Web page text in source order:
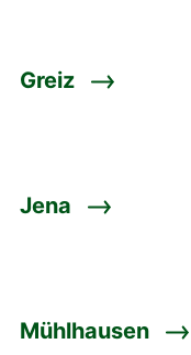
Greiz
Jena
Mühlhausen